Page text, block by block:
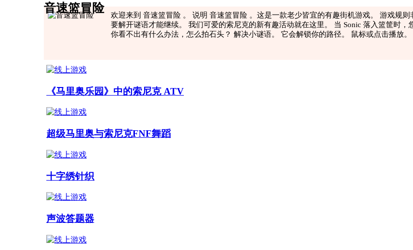
音速篮冒险
欢迎来到 音速篮冒险 。 说明 音速篮冒险 。这是一款老少皆宜的有趣街机游戏。 游戏规
要解开谜语才能继续。 我们可爱的索尼克的新有趣活动就在这里。 当 Sonic 落入篮筐时
你看不出有什么办法，怎么拍石头？ 解决小谜语。 它会解锁你的路径。 鼠标或点击播放。
《马里奥乐园》中的索尼克 ATV
超级马里奥与索尼克FNF舞蹈
十字绣针织
声波答题器